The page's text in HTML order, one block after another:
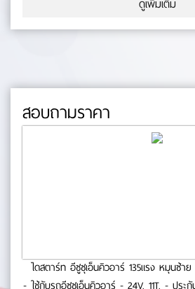
ดูเพิ่มเติม
สอบถามราคา
ไดสตาร์ท อีซูซุเอ็นคิวอาร์ 135แรง หมุนซ้า